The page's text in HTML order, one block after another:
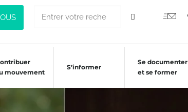
mouvement
S’informer
Se documenter
et se former